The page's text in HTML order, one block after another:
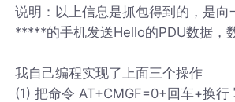
说明：以上信息是抓包得到的，是
*****的手机发送Hello的PDU数据，
我自己编程实现了上面三个操作
(1) 把命令 AT+CMGF=0+回车+换行